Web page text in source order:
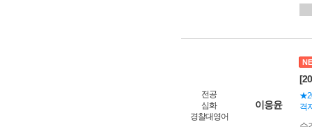
전공
심화
경찰대영어
이응윤
격